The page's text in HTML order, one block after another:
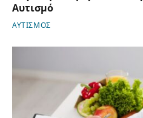
Αυτισμό
ΑΥΤΙΣΜΟΣ